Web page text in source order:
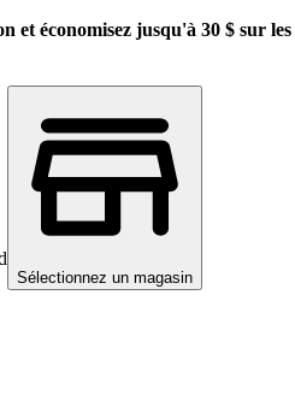
et économisez jusqu'à 30 $ sur
Sélectionnez un magasin